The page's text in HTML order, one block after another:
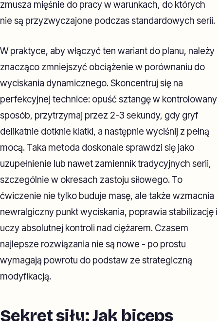
zmusza mięśnie do pracy w warunkach, do których
nie są przyzwyczajone podczas standardowych serii.
W praktyce, aby włączyć ten wariant do planu, należy
znacząco zmniejszyć obciążenie w porównaniu do
wyciskania dynamicznego. Skoncentruj się na
perfekcyjnej technice: opuść sztangę w kontrolowany
sposób, przytrzymaj przez 2-3 sekundy, gdy gryf
delikatnie dotknie klatki, a następnie wyciśnij z pełną
mocą. Taka metoda doskonale sprawdzi się jako
uzupełnienie lub nawet zamiennik tradycyjnych serii,
szczególnie w okresach zastoju siłowego. To
ćwiczenie nie tylko buduje masę, ale także wzmacnia
newralgiczny punkt wyciskania, poprawia stabilizację i
uczy absolutnej kontroli nad ciężarem. Czasem
najlepsze rozwiązania nie są nowe - po prostu
wymagają powrotu do podstaw ze strategiczną
modyfikacją.
Sekret siły: Jak biceps